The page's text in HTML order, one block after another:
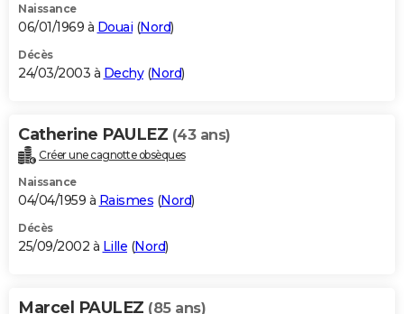
Naissance
06/01/1969 à Douai (Nord)
Décès
24/03/2003 à Dechy(Nord)
Catherine PAULEZ (43 ans)
Créer une cagnotte obsèques
Naissance
04/04/1959 à Raismes (Nord)
Décès
25/09/2002 à Lille (Nord)
Marcel PAULEZ (85 ans)